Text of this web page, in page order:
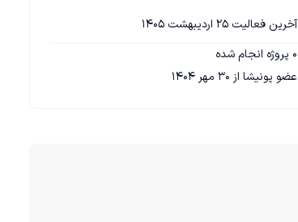
آخرین فعالیت 25 اردیبهشت 1405
0 پروژه انجام شده
عضو پونیشا از 30 مهر 1404